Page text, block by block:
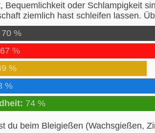
Bequemlichkeit oder Schlampigkeit
ziemlich hast schleifen lassen.
70 %
67 %
%
%
74 %
du beim Bleigießen (Wachsgießen,